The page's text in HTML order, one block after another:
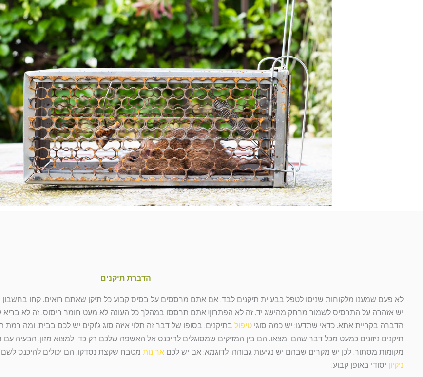
הדברת תיקנים
לא פעם שמענו מלקוחות שניסו לטפל בבעיית תיקנים לבד. אם אתם מרססים על בסיס קבוע כל תיקן שאתם רואים. קחו בחשבון
יש אזהרה על התרסיס לשמור מרחק מהישג יד. זה לא הפתרון! אתם תרססו במהלך כל העונה לא מעט חומר ריסוס. זה לא
הדברה בקריית אתא. כדאי שתדעו: יש כמה סוגי טיפול בתיקנים. בסופו של דבר זה תלוי איזה סוג ג'וקים יש לכם בבית. ומה
תיקנים ניזונים כמעט מכל דבר שהם ימצאו. הם בין המזיקים שמסוגלים להיכנס אל האשפה שלכם רק כדי למצוא מזון. הבעיה
מקומות מסתור. לכן יש מקרים שבהם יש נגיעות גבוהה. לדוגמא: אם יש לכם ארונות מטבח שקצת נסדקו. הם יכולים להיכנס
ניקיון יסודי באופן קבוע.